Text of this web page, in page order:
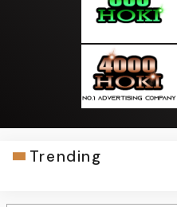
Trending